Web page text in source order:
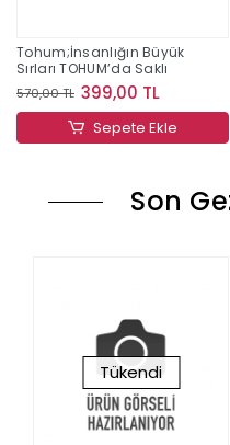
Tohum;İnsanlığın Büyük
Sırları TOHUM’da Saklı
570,00 TL 399,00 TL
Sepete Ekle
Son
Tükendi